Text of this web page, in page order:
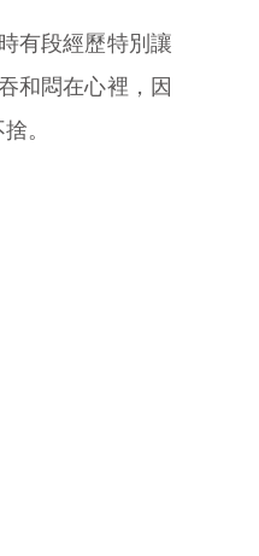
有段經歷特別讓
和悶在心裡，因
。